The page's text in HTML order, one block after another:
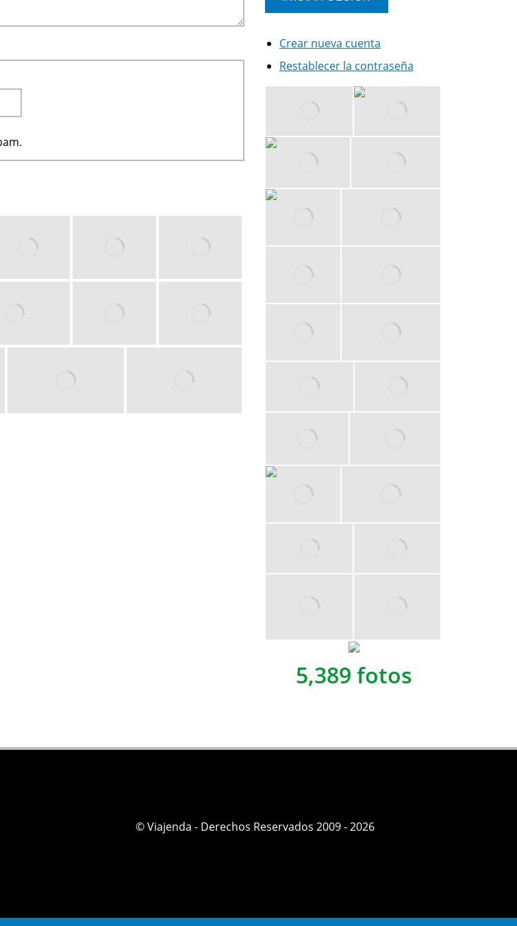
Crear nueva cuenta
Restablecer la contraseña
5,389 fotos
© Viajenda - Derechos Reservados 2009 - 2026